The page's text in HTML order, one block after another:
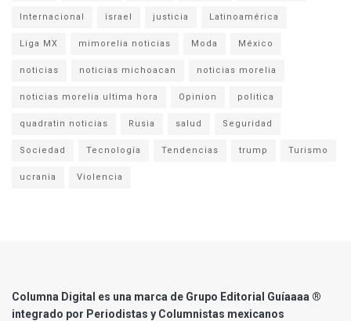
Internacional israel justicia Latinoamérica
Liga MX mimorelia noticias Moda México
noticias noticias michoacan noticias morelia
noticias morelia ultima hora Opinion politica
quadratin noticias Rusia salud Seguridad
Sociedad Tecnología Tendencias trump Turismo
ucrania Violencia
Columna Digital es una marca de Grupo Editorial Guíaaaa ®
integrado por Periodistas y Columnistas mexicanos